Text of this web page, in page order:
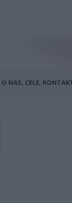
O NAS, CELE,